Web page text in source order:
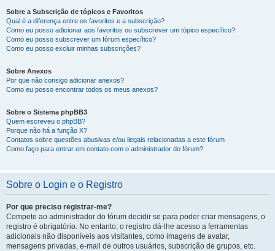
Sobre a Subscrição de tópicos e Favoritos
Qual é a diferença entre os favoritos e a subscrição?
Como eu posso adicionar aos favoritos ou subscrever um tópico específico?
Como eu posso subscrever um fórum específico?
Como eu posso excluir minhas subscrições?
Sobre Anexos
Por que não consigo adicionar anexos?
Como eu posso encontrar todos os meus anexos?
Sobre o Sistema phpBB3
Quem escreveu o phpBB?
Porque não há a função X?
Contatos sobre questões abusivas e/ou ilegais relacionadas a este fórum
Como faço para entrar em contato com o administrador do fórum?
Sobre o Login e o Registro
Por que preciso registrar-me?
Compete ao administrador do fórum decidir se para poder criar mensagens, o
registro é obrigatório. No entanto; o registro dá-lhe acesso a ferramentas
adicionais não disponíveis aos visitantes, como imagens de avatar,
mensagens privadas, e-mail de outros usuários, subscrição de grupos, etc.